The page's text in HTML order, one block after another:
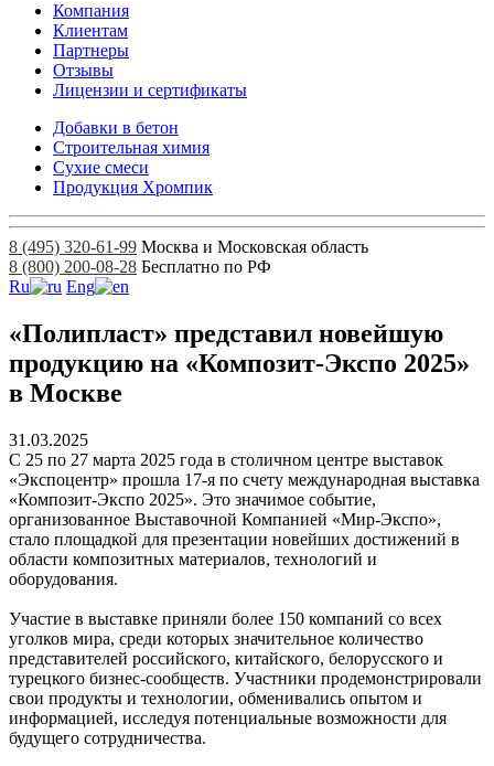
Компания
Клиентам
Партнеры
Отзывы
Лицензии и сертификаты
Добавки в бетон
Строительная химия
Сухие смеси
Продукция Хромпик
8 (495) 320-61-99 Москва и Московская область
8 (800) 200-08-28 Бесплатно по РФ
Ru
Eng
«Полипласт» представил новейшую
продукцию на «Композит-Экспо 2025»
в Москве
31.03.2025
С 25 по 27 марта 2025 года в столичном центре выставок
«Экспоцентр» прошла 17-я по счету международная выставка
«Композит-Экспо 2025». Это значимое событие,
организованное Выставочной Компанией «Мир-Экспо»,
стало площадкой для презентации новейших достижений в
области композитных материалов, технологий и
оборудования.
Участие в выставке приняли более 150 компаний со всех
уголков мира, среди которых значительное количество
представителей российского, китайского, белорусского и
турецкого бизнес-сообществ. Участники продемонстрировали
свои продукты и технологии, обменивались опытом и
информацией, исследуя потенциальные возможности для
будущего сотрудничества.